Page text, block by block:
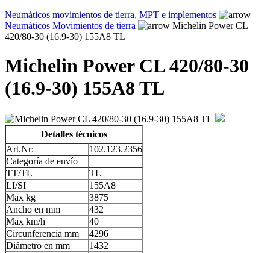
Neumáticos movimientos de tierra, MPT e implementos
Neumáticos Movimientos de tierra
Michelin Power CL
420/80-30 (16.9-30) 155A8 TL
Michelin Power CL 420/80-30
(16.9-30) 155A8 TL
Detalles técnicos
Art.Nr:
102.123.2356
Categoría de envío
TT/TL
TL
LI/SI
155A8
Max kg
3875
Ancho en mm
432
Max km/h
40
Circunferencia mm
4296
Diámetro en mm
1432